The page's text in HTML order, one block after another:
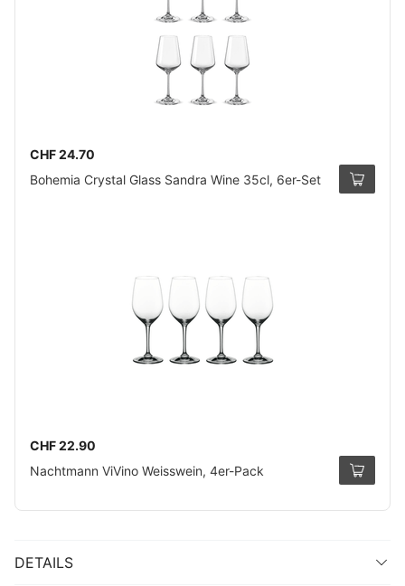
CHF 24.70
Bohemia Crystal Glass Sandra Wine 35cl, 6er-Set
CHF 22.90
Nachtmann ViVino Weisswein, 4er-Pack
DETAILS